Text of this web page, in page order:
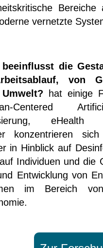
vernetzte
die
von
hat einige
Centered
konzentrieren
in Hinblick auf
Individuen und die
Entwicklung von
im Bereich